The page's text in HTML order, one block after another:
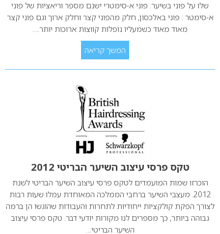
שלו על פוני בשיער. פוני א-סימטרי ישנם מספר וריאציות של פוני
א-סימטר : פוני באלכסון, חלק מהפוני קצר וחלק ארוך וגם פוני קצר
מאוד מאוד כשמעליו נופלות קווצות ארוכות יותר.…
המשך קריאה
טקס פרסי עיצוב השיער הבריטי 2012
הוכרזו שמות המועמדים לטקס פרסי עיצוב השיער הבריטי לשנת
2012. מעצבי השיער ברחבי הממלכה המאוחדת עמלו שעות רבות
לצורך הפקת קולקציות ייחודיות לתחרות והעבודות שהוגשו הן ברמה
גבוהה ביותר, כך מספרים לנו מקורות יודעי דבר. טקס פרסי עיצוב
השיער הבריטי…